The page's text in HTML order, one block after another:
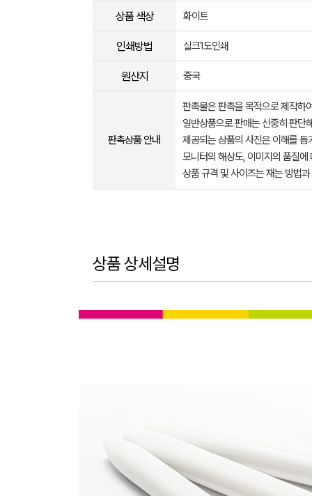
상품 색상 화이트
인쇄방법 실크1도인쇄
원산지 중국
판촉상품 안내
판촉물은 판촉을 목적으로 제작하
일반상품으로 판매는 신중히 판단
제공되는 상품의 사진은 이해를
모니터의 해상도, 이미지의 품질
상품 규격 및 사이즈는 재는 방법
상품 상세설명